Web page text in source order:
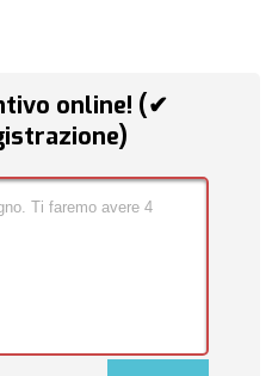
online! (✔